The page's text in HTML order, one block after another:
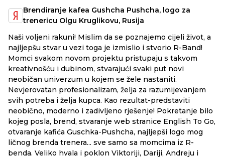
Brendiranje kafea Gushcha Pushcha, logo za
trenericu Olgu Kruglikovu, Rusija
Naši voljeni rakuni! Mislim da se poznajemo cijeli život, a
najljepšu stvar u vezi toga je izmislio i stvorio R-Band!
Momci svakom novom projektu pristupaju s takvom
kreativnošću i dubinom, stvarajući svaki put novi
neobičan univerzum u kojem se žele nastaniti.
Nevjerovatan profesionalizam, želja za razumijevanjem
svih potreba i želja kupca. Kao rezultat-predstaviti
neobično, moderno i zadivljeno rješenje! Pokretanje bilo
kojeg posla, brend, stvaranje web stranice English To Go,
otvaranje kafića Guschka-Pushcha, najljepši logo mog
ličnog brenda trenera... sve samo sa momcima iz R-
benda. Veliko hvala i poklon Viktoriji, Dariji, Andreju i